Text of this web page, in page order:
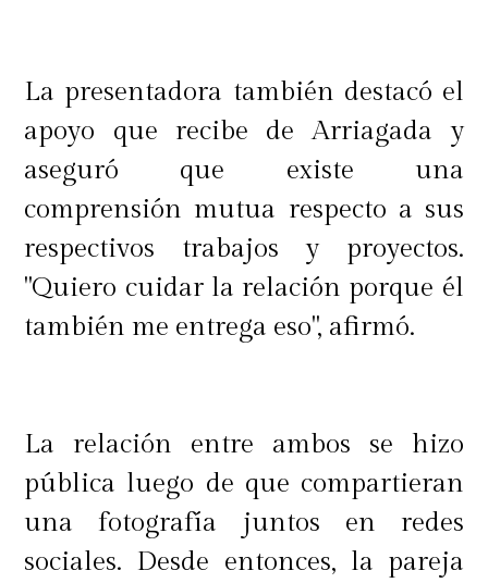
La presentadora también destacó el
apoyo que recibe de Arriagada y
aseguró que existe una
comprensión mutua respecto a sus
respectivos trabajos y proyectos.
"Quiero cuidar la relación porque él
también me entrega eso", afirmó.
La relación entre ambos se hizo
pública luego de que compartieran
una fotografía juntos en redes
sociales. Desde entonces, la pareja